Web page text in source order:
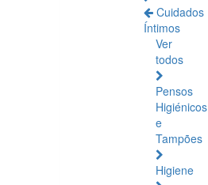
Cuidados
Íntimos
Ver
todos
Pensos
Higiénicos
e
Tampões
Higiene